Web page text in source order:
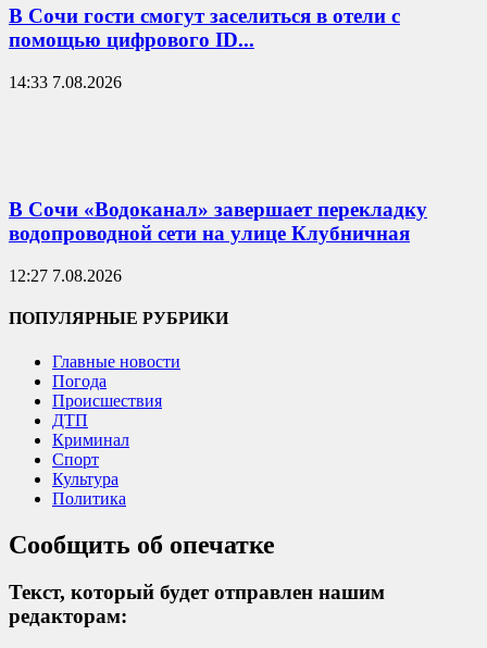
В Сочи гости смогут заселиться в отели с
помощью цифрового ID...
14:33 7.08.2026
В Сочи «Водоканал» завершает перекладку
водопроводной сети на улице Клубничная
12:27 7.08.2026
ПОПУЛЯРНЫЕ РУБРИКИ
Главные новости
Погода
Происшествия
ДТП
Криминал
Спорт
Культура
Политика
Сообщить об опечатке
Текст, который будет отправлен нашим
редакторам: